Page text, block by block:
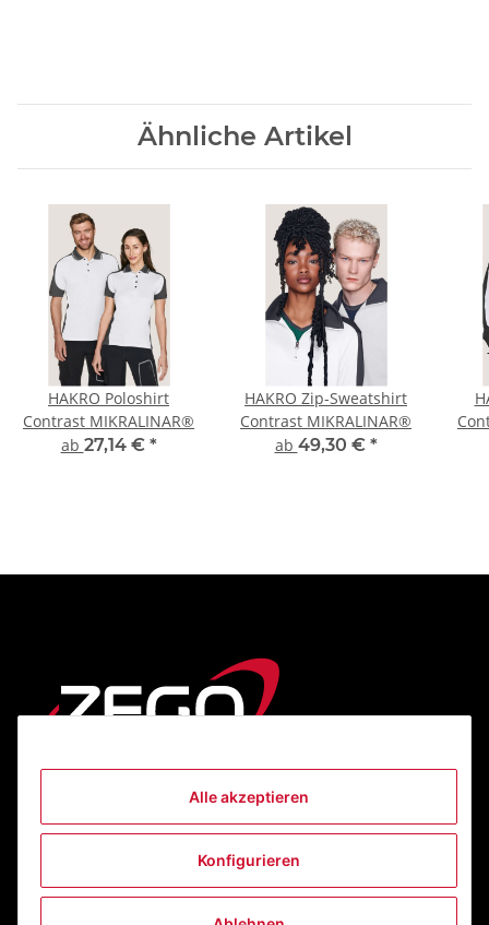
Alle akzeptieren
Konfigurieren
Ähnliche Artikel
HAKRO Poloshirt
Contrast MIKRALINAR®
ab 27,14 € *
HAKRO Zip-Sweatshirt
Contrast MIKRALINAR®
ab 49,30 € *
Informationen